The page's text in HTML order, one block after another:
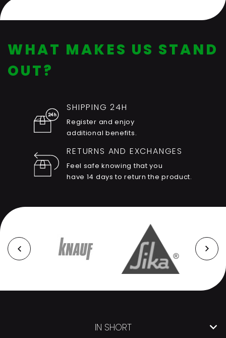
WHAT MAKES US STAND
OUT?
SHIPPING 24H
Register and enjoy
additional benefits.
RETURNS AND EXCHANGES
Feel safe knowing that you
have 14 days to return the product.
IN SHORT